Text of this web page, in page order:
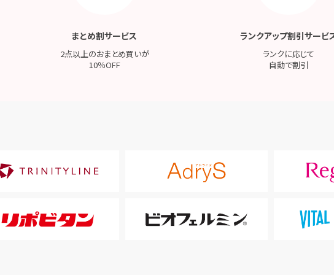
まとめ割サービス
2点以上のおまとめ買いが
10％OFF
ランクアップ割引サービ
ランクに応じて
自動で割引